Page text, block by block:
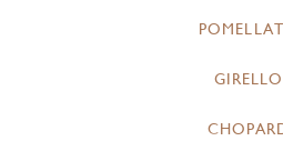
GIRELLO